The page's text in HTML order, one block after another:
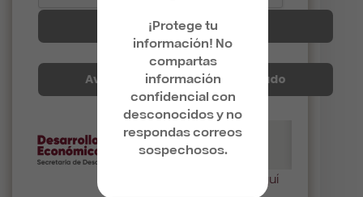
Aviso de privacidad
Aviso de privacidad simplificado
Clik aquí
¡Protege tu
información! No
compartas
información
confidencial con
desconocidos y no
respondas correos
sospechosos.